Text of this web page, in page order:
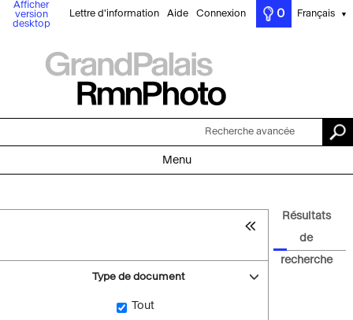
Afficher
version
desktop
Lettre d'information Aide Connexion 0 Français ▼
Recherche avancée
Menu
Type de document
Tout
Résultats
de
recherche